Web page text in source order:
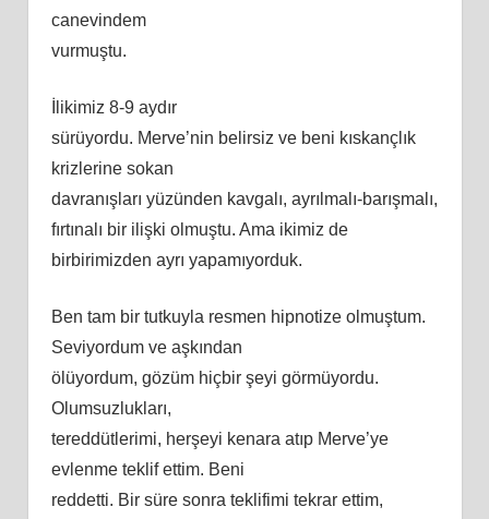
canevindem
vurmuştu.
İlikimiz 8-9 aydır
sürüyordu. Merve’nin belirsiz ve beni kıskançlık
krizlerine sokan
davranışları yüzünden kavgalı, ayrılmalı-barışmalı,
fırtınalı bir ilişki olmuştu. Ama ikimiz de
birbirimizden ayrı yapamıyorduk.
Ben tam bir tutkuyla resmen hipnotize olmuştum.
Seviyordum ve aşkından
ölüyordum, gözüm hiçbir şeyi görmüyordu.
Olumsuzlukları,
tereddütlerimi, herşeyi kenara atıp Merve’ye
evlenme teklif ettim. Beni
reddetti. Bir süre sonra teklifimi tekrar ettim,